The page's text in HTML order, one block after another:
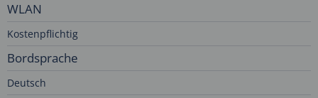
WLAN
Kostenpflichtig
Bordsprache
Deutsch